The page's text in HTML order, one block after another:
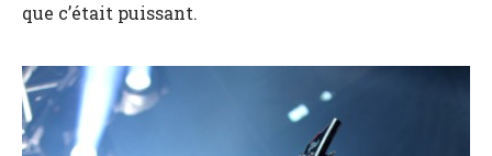
que c’était puissant.